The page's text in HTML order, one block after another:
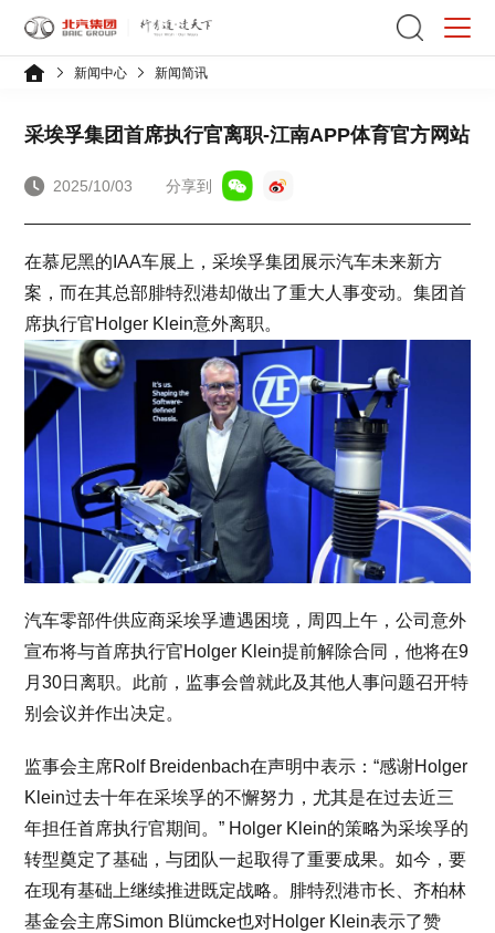
新闻中心 新闻简讯
采埃孚集团首席执行官离职-江南APP体育官方网站
2025/10/03 分享到
在慕尼黑的IAA车展上，采埃孚集团展示汽车未来新方
案，而在其总部腓特烈港却做出了重大人事变动。集团首
席执行官Holger Klein意外离职。
汽车零部件供应商采埃孚遭遇困境，周四上午，公司意外
宣布将与首席执行官Holger Klein提前解除合同，他将在9
月30日离职。此前，监事会曾就此及其他人事问题召开特
别会议并作出决定。
监事会主席Rolf Breidenbach在声明中表示：“感谢Holger
Klein过去十年在采埃孚的不懈努力，尤其是在过去近三
年担任首席执行官期间。” Holger Klein的策略为采埃孚的
转型奠定了基础，与团队一起取得了重要成果。如今，要
在现有基础上继续推进既定战略。腓特烈港市长、齐柏林
基金会主席Simon Blümcke也对Holger Klein表示了赞